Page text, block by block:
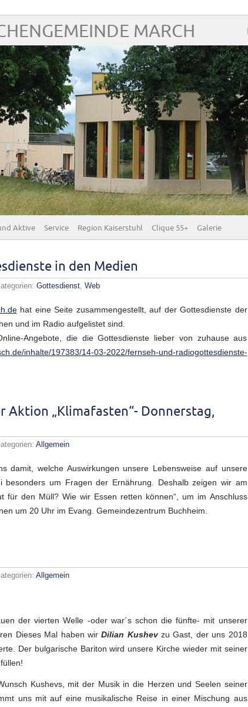
MARCH
Aktive Service Region Kaiserstuhl Clique 55+ Galerie
in den Medien
Gottesdienst, Web
hat eine Seite zusammengestellt, auf der Gottesdienste der
und im Radio aufgelistet sind.
Angebote, die die Gottesdienste lieber von zuhause aus
inhalte/197383/14-03-2022/fernseh-und-radiogottesdienste-
Aktion „Klimafasten“- Donnerstag,
Allgemein
damit, welche Auswirkungen unsere Lebensweise auf unsere
um Fragen der Ernährung. Deshalb zeigen wir am
für den Müll? Wie wir Essen retten können“, um im Anschluss
um 20 Uhr im Evang. Gemeindezentrum Buchheim.
Allgemein
der vierten Welle -oder war´s schon die fünfte- mit unserer
Dieses Mal haben wirDilian Kushevzu Gast, der uns 2018
Der bulgarische Bariton wird unsere Kirche wieder mit seiner
Kushevs, mit der Musik in die Herzen und Seelen seiner
uns mit auf eine musikalische Reise in einer Mischung aus